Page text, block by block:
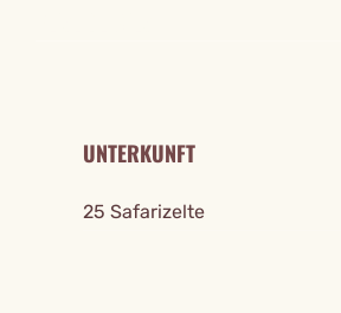
UNTERKUNFT
25 Safarizelte